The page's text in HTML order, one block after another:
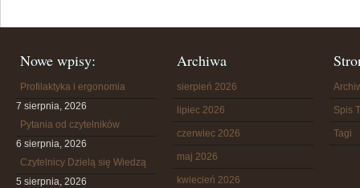
Nowe wpisy:
Profilaktyka i ergonomia
7 sierpnia, 2026
Pytania od czytelników
6 sierpnia, 2026
Czytelnicy Dzielą się Wiedzą
5 sierpnia, 2026
Archiwa
sierpień 2026
lipiec 2026
czerwiec 2026
maj 2026
kwiecień 2026
Spis
Tagi